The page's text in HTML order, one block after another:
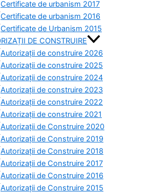
Certificate de urbanism 2017
Certificate de urbanism 2016
Certificate de Urbanism 2015
DE CONSTRUIRE
Autorizații de construire 2026
Autorizații de construire 2025
Autorizații de construire 2024
Autorizații de construire 2023
Autorizații de construire 2022
Autorizații de construire 2021
Autorizații de Construire 2020
Autorizații de Construire 2019
Autorizaţii de Construire 2018
Autorizaţii de Construire 2017
Autorizaţii de Construire 2016
Autorizaţii de Construire 2015